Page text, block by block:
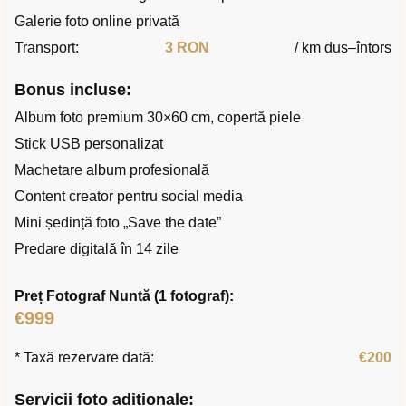
Galerie foto online privată
Transport:
3 RON / km dus–întors
Bonus incluse:
Album foto premium 30×60 cm, copertă piele
Stick USB personalizat
Machetare album profesională
Content creator pentru social media
Mini ședință foto „Save the date”
Predare digitală în 14 zile
Preț Fotograf Nuntă (1 fotograf):
€999
* Taxă rezervare dată: €200
Servicii foto adiționale: